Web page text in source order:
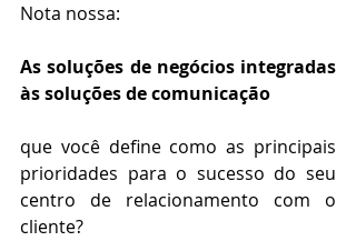
Nota nossa:
As soluções de negócios integradas
às soluções de comunicação
que você define como as principais
prioridades para o sucesso do seu
centro de relacionamento com o
cliente?